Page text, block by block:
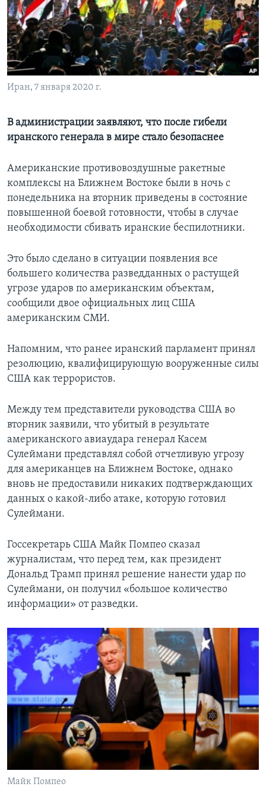
Learning English
СОЦИАЛЬНЫЕ СЕТИ
Иран, 7 января 2020 г.
В администрации заявляют, что после гибели
иранского генерала в мире стало безопаснее
Американские противовоздушные ракетные
комплексы на Ближнем Востоке были в ночь с
понедельника на вторник приведены в состояние
повышенной боевой готовности, чтобы в случае
необходимости сбивать иранские беспилотники.
Это было сделано в ситуации появления все
большего количества разведданных о растущей
угрозе ударов по американским объектам,
сообщили двое официальных лиц США
американским СМИ.
Напомним, что ранее иранский парламент принял
резолюцию, квалифицирующую вооруженные силы
США как террористов.
Между тем представители руководства США во
вторник заявили, что убитый в результате
американского авиаудара генерал Касем
Сулеймани представлял собой отчетливую угрозу
для американцев на Ближнем Востоке, однако
вновь не предоставили никаких подтверждающих
данных о какой-либо атаке, которую готовил
Сулеймани.
Госсекретарь США Майк Помпео сказал
журналистам, что перед тем, как президент
Дональд Трамп принял решение нанести удар по
Сулеймани, он получил «большое количество
информации» от разведки.
Майк Помпео